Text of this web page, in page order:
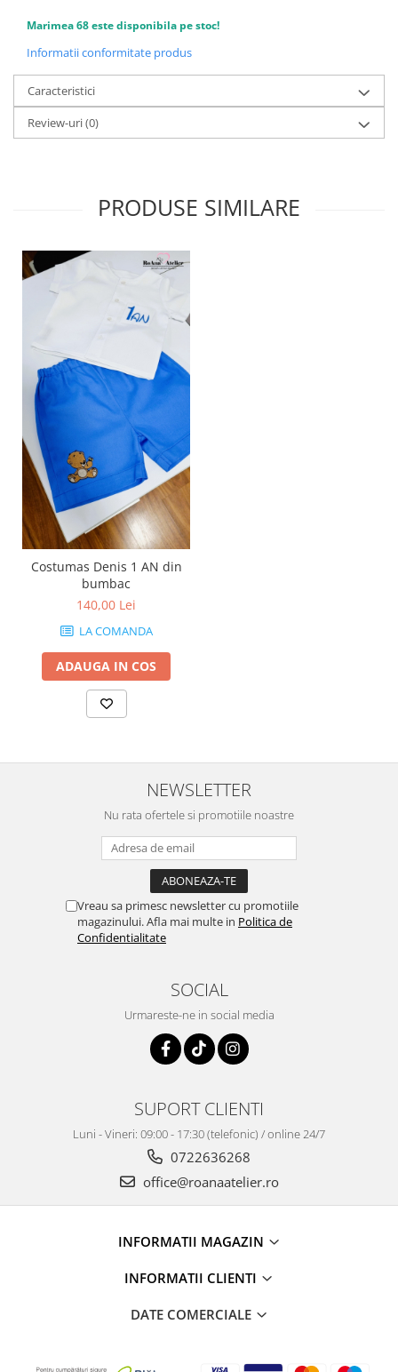
Marimea 68 este disponibila pe stoc!
Informatii conformitate produs
Caracteristici
Review-uri(0)
PRODUSE SIMILARE
Costumas Denis 1 AN din
bumbac
140,00 Lei
LA COMANDA
ADAUGA IN COS
NEWSLETTER
Nu rata ofertele si promotiile noastre
Vreau sa primesc newsletter cu promotiile
magazinului. Afla mai multe in Politica de
Confidentialitate
SOCIAL
Urmareste-ne in social media
SUPORT CLIENTI
Luni - Vineri: 09:00 - 17:30 (telefonic) / online 24/7
0722636268
office@roanaatelier.ro
INFORMATII MAGAZIN
INFORMATII CLIENTI
DATE COMERCIALE